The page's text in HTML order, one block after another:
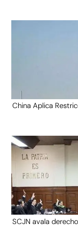
China Aplica
SCJN avala